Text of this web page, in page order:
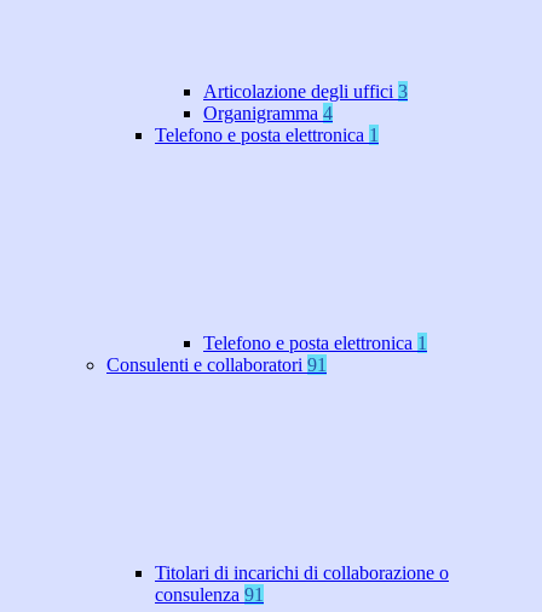
Articolazione degli uffici 3
Organigramma 4
Telefono e posta elettronica 1
Telefono e posta elettronica 1
Consulenti e collaboratori 91
Titolari di incarichi di collaborazione o
consulenza 91